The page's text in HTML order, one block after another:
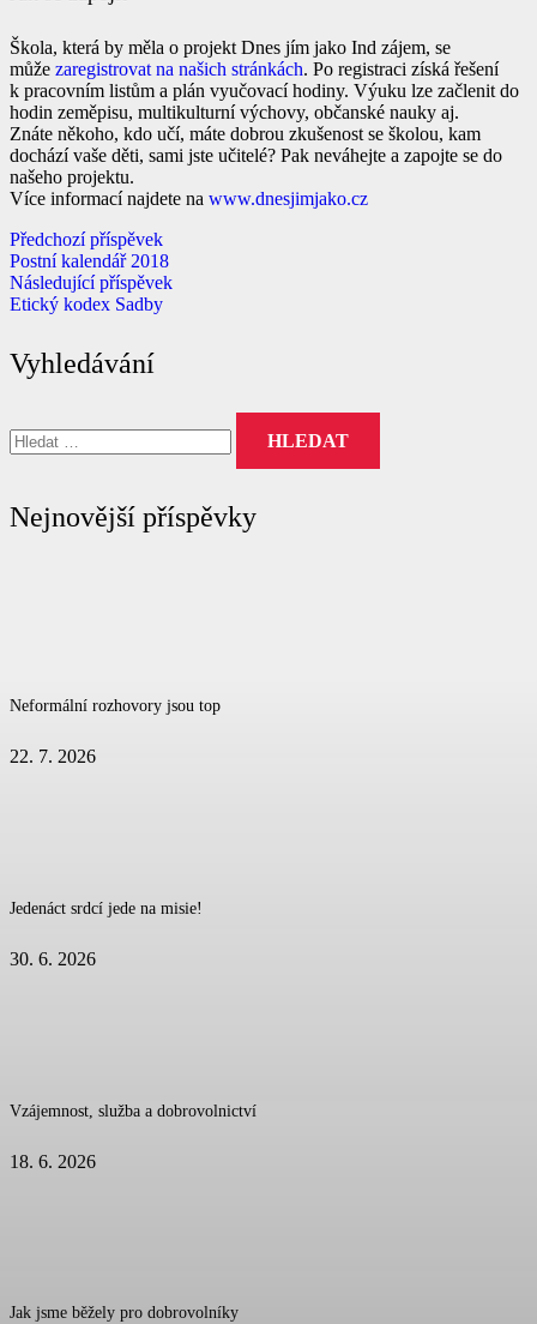
Škola, která by měla o projekt Dnes jím jako Ind zájem, se
může zaregistrovat na našich stránkách. Po registraci získá řešení
k pracovním listům a plán vyučovací hodiny. Výuku lze začlenit do
hodin zeměpisu, multikulturní výchovy, občanské nauky aj.
Znáte někoho, kdo učí, máte dobrou zkušenost se školou, kam
dochází vaše děti, sami jste učitelé? Pak neváhejte a zapojte se do
našeho projektu.
Více informací najdete na www.dnesjimjako.cz
Předchozí příspěvek
Postní kalendář 2018
Následující příspěvek
Etický kodex Sadby
Vyhledávání
Nejnovější příspěvky
Neformální rozhovory jsou top
22. 7. 2026
Jedenáct srdcí jede na misie!
30. 6. 2026
Vzájemnost, služba a dobrovolnictví
18. 6. 2026
Jak jsme běžely pro dobrovolníky